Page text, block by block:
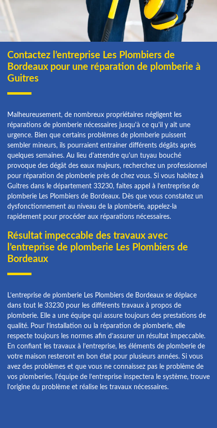
Contactez l’entreprise Les Plombiers de
Bordeaux pour une réparation de plomberie à
Guitres
Malheureusement, de nombreux propriétaires négligent les
réparations de plomberie nécessaires jusqu'à ce qu'il y ait une
urgence. Bien que certains problèmes de plomberie puissent
sembler mineurs, ils pourraient entrainer différents dégâts après
quelques semaines. Au lieu d'attendre qu'un tuyau bouché
provoque des dégât des eaux majeurs, recherchez un professionnel
pour réparation de plomberie près de chez vous. Si vous habitez à
Guitres dans le département 33230, faites appel à l’entreprise de
plomberie Les Plombiers de Bordeaux. Dès que vous constatez un
dysfonctionnement au niveau de la plomberie, appelez-la
rapidement pour procéder aux réparations nécessaires.
Résultat impeccable des travaux avec
l’entreprise de plomberie Les Plombiers de
Bordeaux
L’entreprise de plomberie Les Plombiers de Bordeaux se déplace
dans tout le 33230 pour les différents travaux à propos de
plomberie. Elle a une équipe qui assure toujours des prestations de
qualité. Pour l’installation ou la réparation de plomberie, elle
respecte toujours les normes afin d’assurer un résultat impeccable.
En confiant les travaux à l’entreprise, les éléments de plomberie de
votre maison resteront en bon état pour plusieurs années. Si vous
avez des problèmes et que vous ne connaissez pas le problème de
vos plomberies, l’équipe de l’entreprise inspectera le système, trouve
l’origine du problème et réalise les travaux nécessaires.